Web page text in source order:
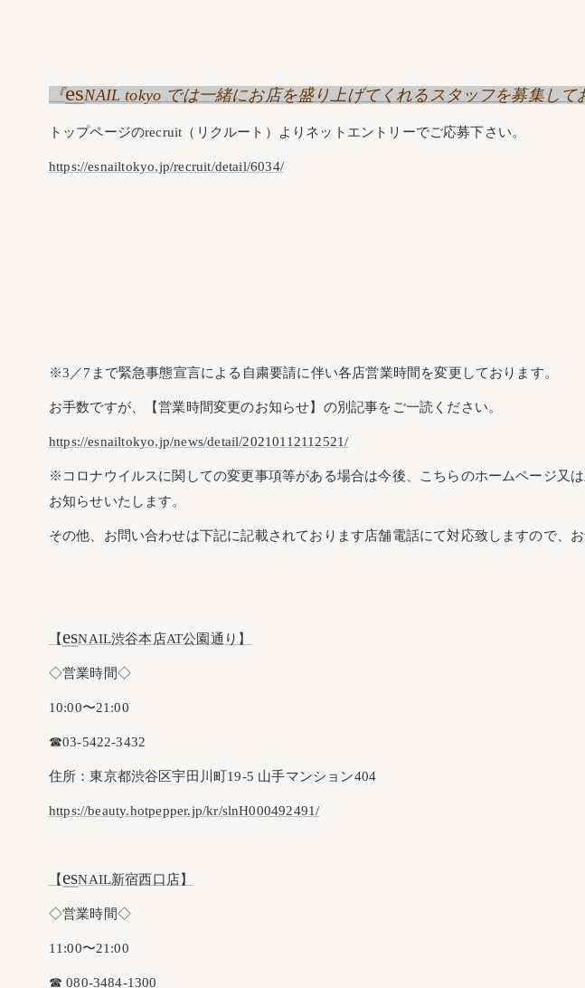
『esNAIL tokyo では一緒にお店を盛り上げてくれるスタッフを募集して
トップページのrecruit（リクルート）よりネットエントリーでご応募下さい。
https://esnailtokyo.jp/recruit/detail/6034/
※3／7まで緊急事態宣言による自粛要請に伴い各店営業時間を変更しております。
お手数ですが、【営業時間変更のお知らせ】の別記事をご一読ください。
https://esnailtokyo.jp/news/detail/20210112112521/
※コロナウイルスに関しての変更事項等がある場合は今後、こちらのホームページ又
お知らせいたします。
その他、お問い合わせは下記に記載されております店舗電話にて対応致しますので、
【esNAIL渋谷本店AT公園通り】
◇営業時間◇
10:00〜21:00
☎︎03-5422-3432
住所：東京都渋谷区宇田川町19-5 山手マンション404
https://beauty.hotpepper.jp/kr/slnH000492491/
【esNAIL新宿西口店】
◇営業時間◇
11:00〜21:00
☎︎ 080-3484-1300